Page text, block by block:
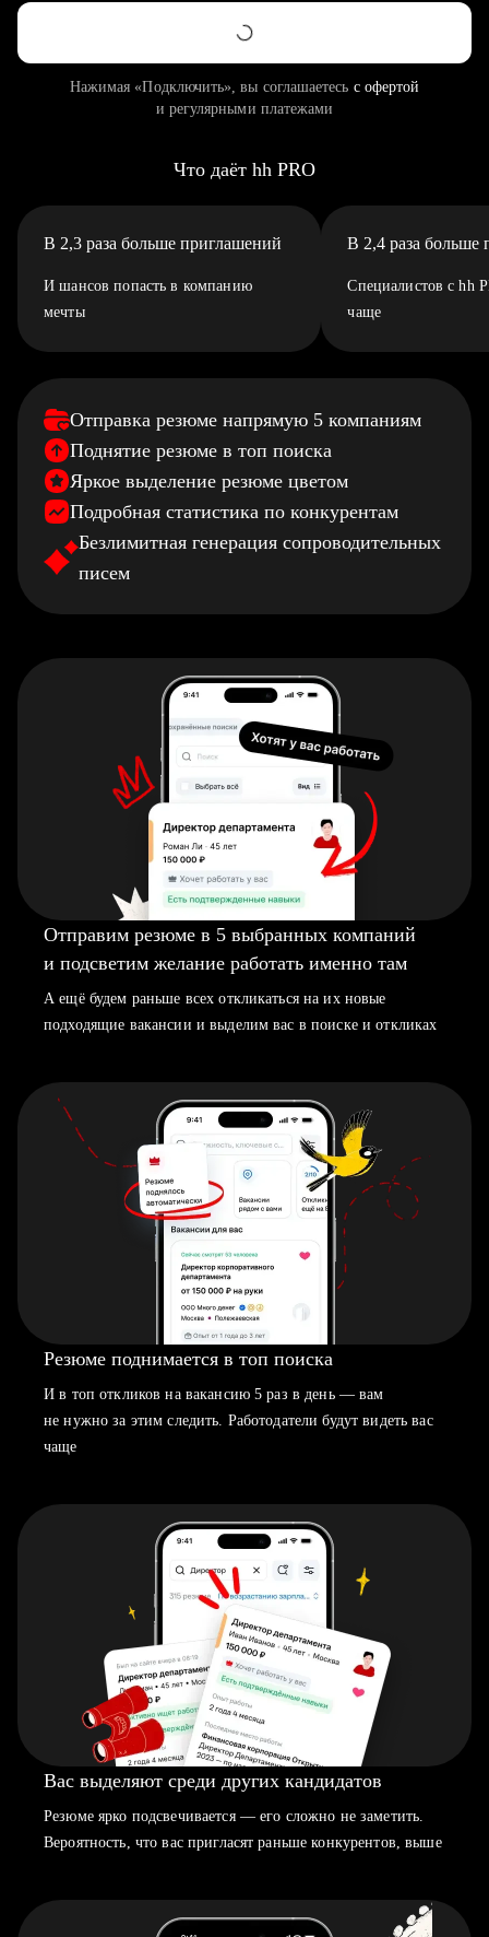
Нажимая «Подключить», вы соглашаетесь с офертой
и регулярными платежами
Что даёт hh PRO
В 2,3 раза больше приглашений
И шансов попасть в компанию
мечты
В 2,4 раза больше
Специалистов с hh
чаще
Отправка резюме напрямую 5 компаниям
Поднятие резюме в топ поиска
Яркое выделение резюме цветом
Подробная статистика по конкурентам
Безлимитная генерация сопроводительных
писем
Отправим резюме в 5 выбранных компаний
и подсветим желание работать именно там
А ещё будем раньше всех откликаться на их новые
подходящие вакансии и выделим вас в поиске и откликах
Резюме поднимается в топ поиска
И в топ откликов на вакансию 5 раз в день — вам
не нужно за этим следить. Работодатели будут видеть вас
чаще
Вас выделяют среди других кандидатов
Резюме ярко подсвечивается — его сложно не заметить.
Вероятность, что вас пригласят раньше конкурентов, выше